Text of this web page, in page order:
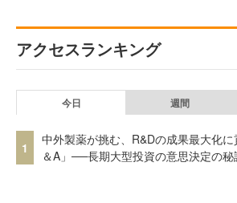
アクセスランキング
今日 週間
1
中外製薬が挑む、R&Dの成果最大化
＆A」──長期大型投資の意思決定の秘